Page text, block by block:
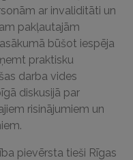
ar invaliditāti un
pakļautajām
būšot iespēja
praktisku
darba vides
diskusijā par
risinājumiem un
pievērsta tieši Rīgas